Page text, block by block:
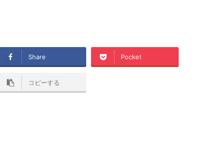
Share Pocket
コピーする